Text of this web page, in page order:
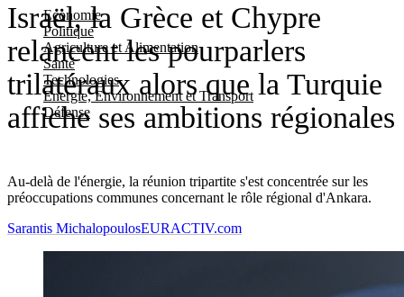
Economie
Politique
Agriculture et Alimentation
Santé
Technologies
Energie, Environnement et Transport
Défense
Israël, la Grèce et Chypre
relancent les pourparlers
trilatéraux alors que la Turquie
affiche ses ambitions régionales
Au-delà de l'énergie, la réunion tripartite s'est concentrée sur les
préoccupations communes concernant le rôle régional d'Ankara.
Sarantis MichalopoulosEURACTIV.com